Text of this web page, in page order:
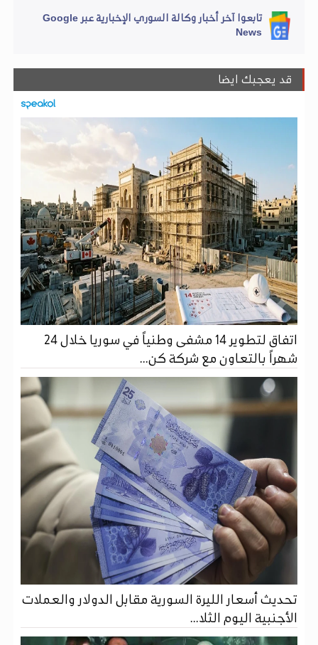
تابعوا آخر أخبار وكالة السوري الإخبارية عبر Google
News
قد يعجبك ايضا
اتفاق لتطوير 14 مشفى وطنياً في سوريا خلال 24
شهراً بالتعاون مع شركة كن...
تحديث أسعار الليرة السورية مقابل الدولار والعملات
الأجنبية اليوم الثلا...